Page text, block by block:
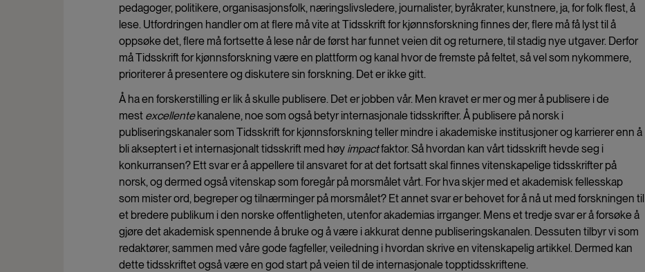
pedagoger, politikere, organisasjonsfolk, næringslivsledere, journalister, byråkrater, kunstnere, ja, for folk flest, å
lese. Utfordringen handler om at flere må vite at Tidsskrift for kjønnsforskning finnes der, flere må få lyst til å
oppsøke det, flere må fortsette å lese når de først har funnet veien dit og returnere, til stadig nye utgaver. Derfor
må Tidsskrift for kjønnsforskning være en plattform og kanal hvor de fremste på feltet, så vel som nykommere,
prioriterer å presentere og diskutere sin forskning. Det er ikke gitt.
Å ha en forskerstilling er lik å skulle publisere. Det er jobben vår. Men kravet er mer og mer å publisere i de
mest excellentekanalene, noe som også betyr internasjonale tidsskrifter. Å publisere på norsk i
publiseringskanaler som Tidsskrift for kjønnsforskning teller mindre i akademiske institusjoner og karrierer enn å
bli akseptert i et internasjonalt tidsskrift med høy impactfaktor. Så hvordan kan vårt tidsskrift hevde seg i
konkurransen? Ett svar er å appellere til ansvaret for at det fortsatt skal finnes vitenskapelige tidsskrifter på
norsk, og dermed også vitenskap som foregår på morsmålet vårt. For hva skjer med et akademisk fellesskap
som mister ord, begreper og tilnærminger på morsmålet? Et annet svar er behovet for å nå ut med forskningen til
et bredere publikum i den norske offentligheten, utenfor akademias irrganger. Mens et tredje svar er å forsøke å
gjøre det akademisk spennende å bruke og å være i akkurat denne publiseringskanalen. Dessuten tilbyr vi som
redaktører, sammen med våre gode fagfeller, veiledning i hvordan skrive en vitenskapelig artikkel. Dermed kan
dette tidsskriftet også være en god start på veien til de internasjonale topptidsskriftene.